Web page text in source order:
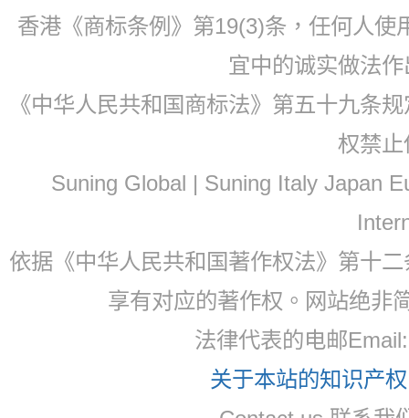
香港《商标条例》第19(3)条，任何人
宜中的诚实做法
《中华人民共和国商标法》第五十九条
权禁
Suning Global | Suning Italy Japan
依据《中华人民共和国著作权法》第十
享有对应的著作权。网站绝非
法律代表的电邮
关于本站的知识产